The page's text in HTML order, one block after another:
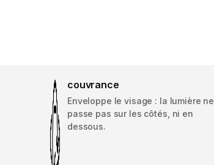
couvrance
Enveloppe le visage : la lumière ne
passe pas sur les côtés, ni en
dessous.